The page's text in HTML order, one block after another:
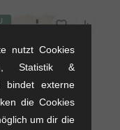
Pride Racing
nutzt Cookies
Statistik &
bindet externe
die Cookies
um dir die